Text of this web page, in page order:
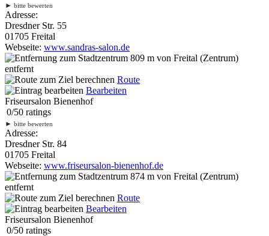
► bitte bewerten
Adresse:
Dresdner Str. 55
01705 Freital
Webseite: www.sandras-salon.de
809 m von Freital (Zentrum)
entfernt
Route
Bearbeiten
Friseursalon Bienenhof
0/50 ratings
► bitte bewerten
Adresse:
Dresdner Str. 84
01705 Freital
Webseite: www.friseursalon-bienenhof.de
874 m von Freital (Zentrum)
entfernt
Route
Bearbeiten
Friseursalon Bienenhof
0/50 ratings